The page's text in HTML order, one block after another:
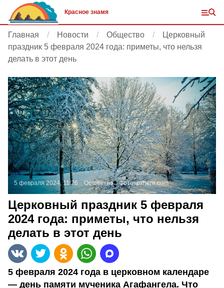
Красное знамя
Главная Новости Общество
Церковный
праздник 5 февраля 2024 года: приметы, что нельзя
делать в этот день
5 февраля 2024, 11:26 Общество Фото:pxhere.com
Церковный праздник 5 февраля
2024 года: приметы, что нельзя
делать в этот день
5 февраля 2024 года в церковном календаре
— день памяти мученика Агафангела. Что